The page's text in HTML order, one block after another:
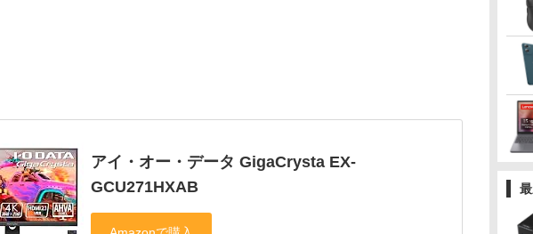
アイ・オー・データ GigaCrysta EX-
GCU271HXAB